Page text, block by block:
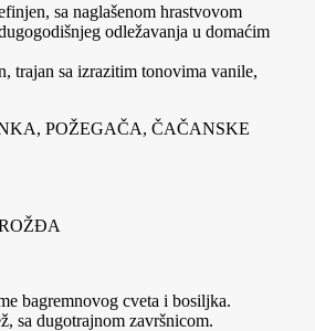
sa naglašenom hrastvovom
odležavanja u domaćim
trajan sa izrazitim tonovima vanile,
POŽEGAČA, ČAČANSKE
bagremnovog cveta i bosiljka.
sa dugotrajnom završnicom.